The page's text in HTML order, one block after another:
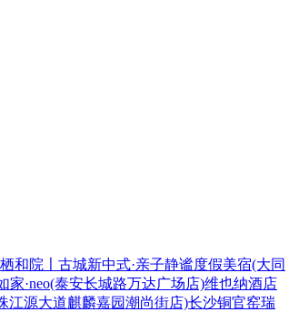
和院〡古城新中式·亲子静谧度假美宿(大同
家·neo(泰安长城路万达广场店)维也纳酒店
江源大道麒麟嘉园潮尚街店)长沙铜官窑瑞